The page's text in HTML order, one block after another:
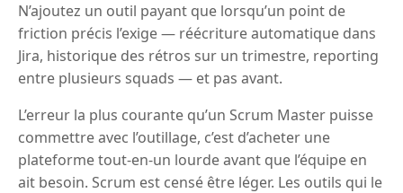
N’ajoutez un outil payant que lorsqu’un point de
friction précis l’exige — réécriture automatique dans
Jira, historique des rétros sur un trimestre, reporting
entre plusieurs squads — et pas avant.
L’erreur la plus courante qu’un Scrum Master puisse
commettre avec l’outillage, c’est d’acheter une
plateforme tout-en-un lourde avant que l’équipe en
ait besoin. Scrum est censé être léger. Les outils qui le